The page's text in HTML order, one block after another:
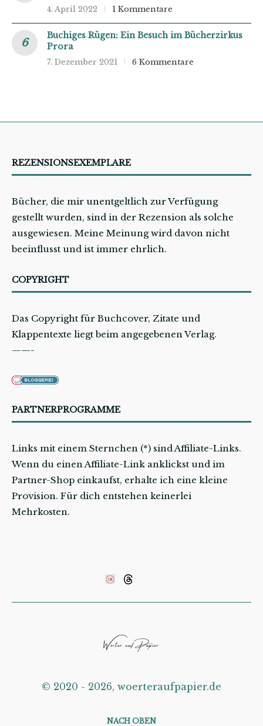
4. April 2022 1 Kommentare
Buchiges Rügen: Ein Besuch im Bücherzirkus
Prora
7. Dezember 2021 6 Kommentare
REZENSIONSEXEMPLARE
Bücher, die mir unentgeltlich zur Verfügung
gestellt wurden, sind in der Rezension als solche
ausgewiesen. Meine Meinung wird davon nicht
beeinflusst und ist immer ehrlich.
COPYRIGHT
Das Copyright für Buchcover, Zitate und
Klappentexte liegt beim angegebenen Verlag.
——-
PARTNERPROGRAMME
Links mit einem Sternchen (*) sind Affiliate-Links.
Wenn du einen Affiliate-Link anklickst und im
Partner-Shop einkaufst, erhalte ich eine kleine
Provision. Für dich entstehen keinerlei
Mehrkosten.
©️ 2020 - 2026, woerteraufpapier.de
NACH OBEN